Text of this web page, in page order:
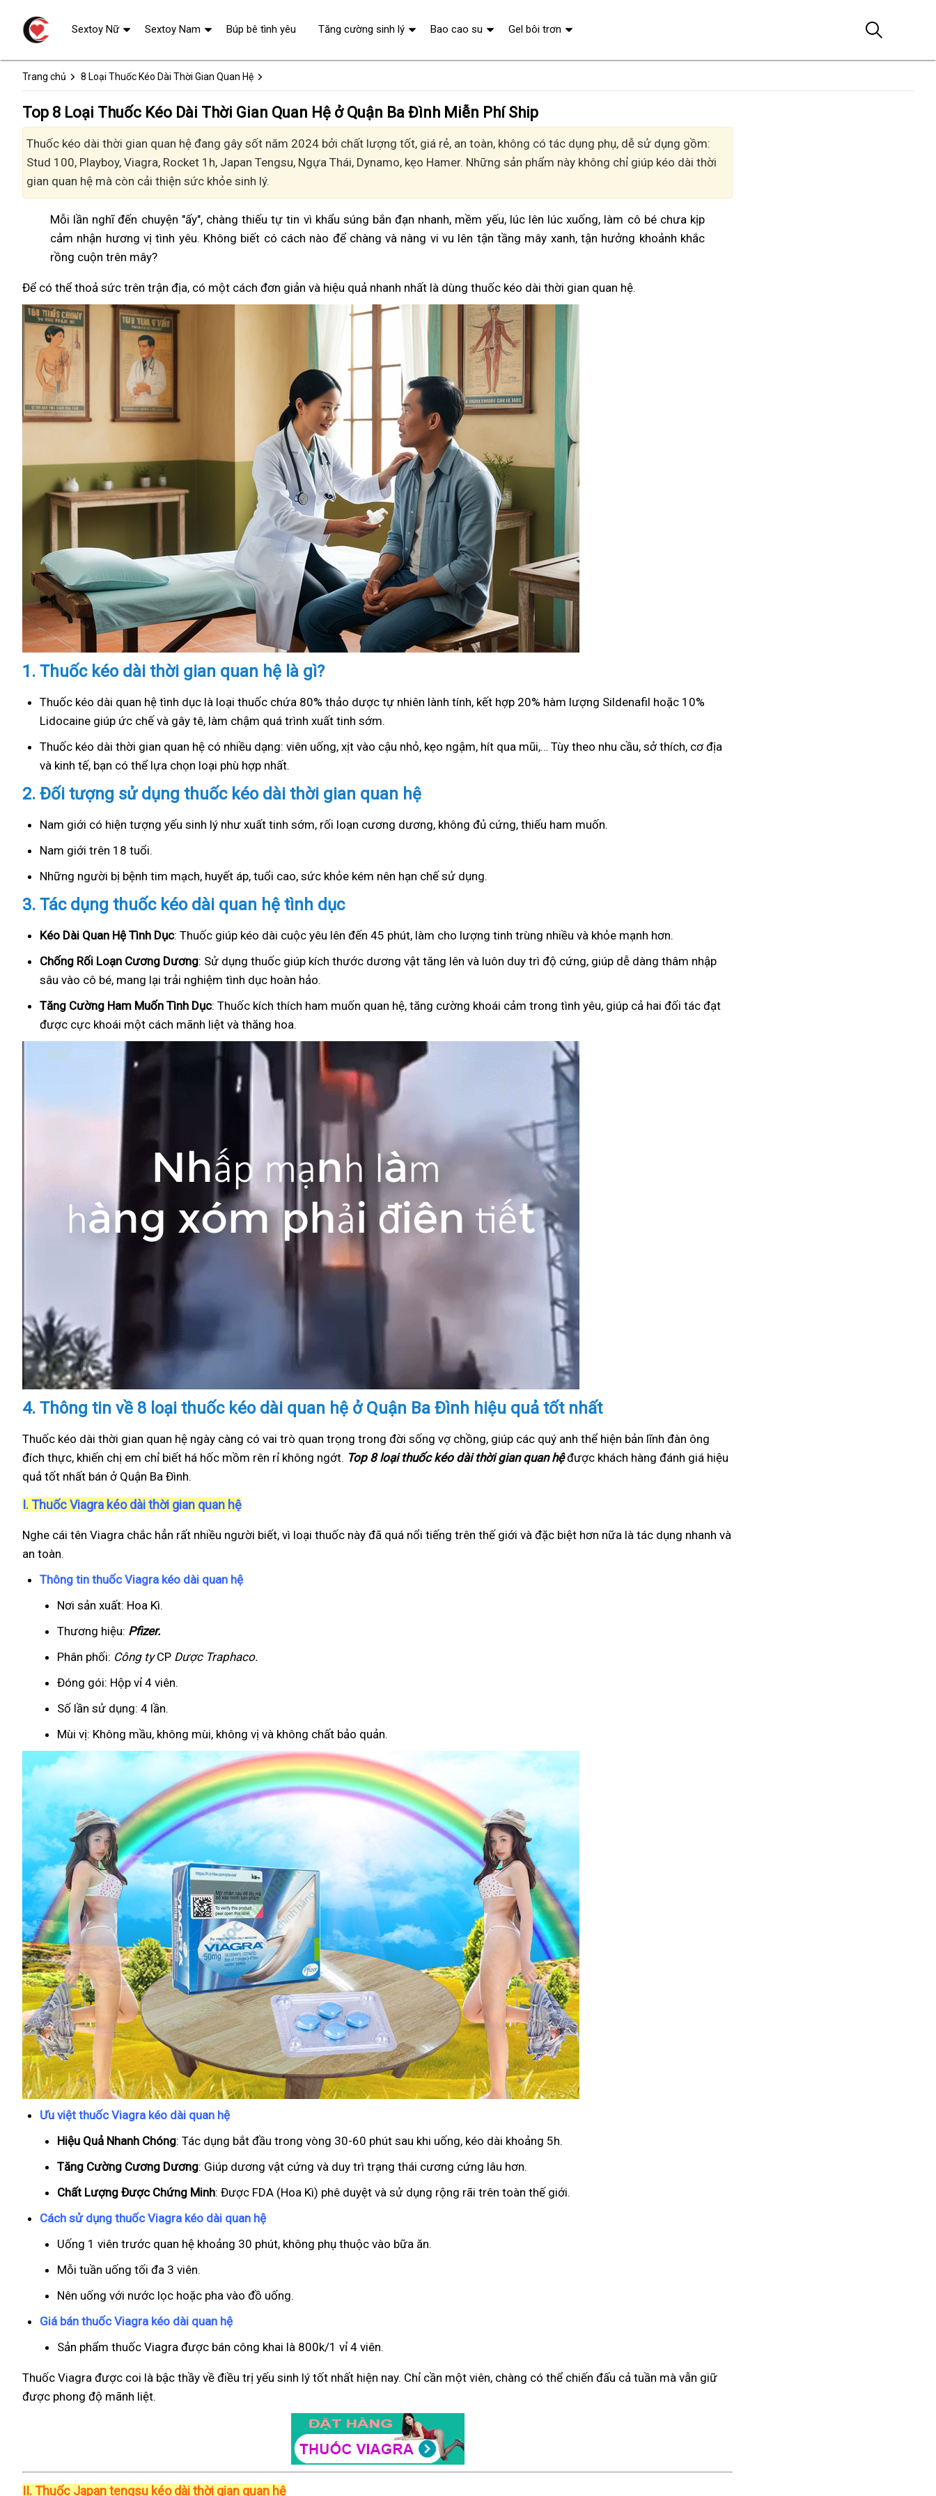
Trang chủ 8 Loại Thuốc Kéo Dài Thời Gian Quan Hệ
Top 8 Loại Thuốc Kéo Dài Thời Gian Quan Hệ ở Quận Ba Đình Miễn Phí Ship
Thuốc kéo dài thời gian quan hệ đang gây sốt năm 2024 bởi chất lượng tốt, giá rẻ, an toàn, không có tác dụng phụ, dễ sử dụng gồm:
Stud 100, Playboy, Viagra, Rocket 1h, Japan Tengsu, Ngựa Thái, Dynamo, kẹo Hamer. Những sản phẩm này không chỉ giúp kéo dài thời
gian quan hệ mà còn cải thiện sức khỏe sinh lý.
Mỗi lần nghĩ đến chuyện "ấy", chàng thiếu tự tin vì khẩu súng bắn đạn nhanh, mềm yếu, lúc lên lúc xuống, làm cô bé chưa kịp
cảm nhận hương vị tình yêu. Không biết có cách nào để chàng và nàng vi vu lên tận tầng mây xanh, tận hưởng khoảnh khắc
rồng cuộn trên mây?
Để có thể thoả sức trên trận địa, có một cách đơn giản và hiệu quả nhanh nhất là dùng thuốc kéo dài thời gian quan hệ.
1. Thuốc kéo dài thời gian quan hệ là gì?
Thuốc kéo dài quan hệ tình dục là loại thuốc chứa 80% thảo dược tự nhiên lành tính, kết hợp 20% hàm lượng Sildenafil hoặc 10%
Lidocaine giúp ức chế và gây tê, làm chậm quá trình xuất tinh sớm.
Thuốc kéo dài thời gian quan hệ có nhiều dạng: viên uống, xịt vào cậu nhỏ, kẹo ngậm, hít qua mũi,… Tùy theo nhu cầu, sở thích, cơ địa
và kinh tế, bạn có thể lựa chọn loại phù hợp nhất.
2. Đối tượng sử dụng thuốc kéo dài thời gian quan hệ
Nam giới có hiện tượng yếu sinh lý như xuất tinh sớm, rối loạn cương dương, không đủ cứng, thiếu ham muốn.
Nam giới trên 18 tuổi.
Những người bị bệnh tim mạch, huyết áp, tuổi cao, sức khỏe kém nên hạn chế sử dụng.
3. Tác dụng thuốc kéo dài quan hệ tình dục
Kéo Dài Quan Hệ Tình Dục: Thuốc giúp kéo dài cuộc yêu lên đến 45 phút, làm cho lượng tinh trùng nhiều và khỏe mạnh hơn.
Chống Rối Loạn Cương Dương: Sử dụng thuốc giúp kích thước dương vật tăng lên và luôn duy trì độ cứng, giúp dễ dàng thâm nhập
sâu vào cô bé, mang lại trải nghiệm tình dục hoàn hảo.
Tăng Cường Ham Muốn Tình Dục: Thuốc kích thích ham muốn quan hệ, tăng cường khoái cảm trong tình yêu, giúp cả hai đối tác đạt
được cực khoái một cách mãnh liệt và thăng hoa.
4. Thông tin về 8 loại thuốc kéo dài quan hệ ở Quận Ba Đình hiệu quả tốt nhất
Thuốc kéo dài thời gian quan hệ ngày càng có vai trò quan trọng trong đời sống vợ chồng, giúp các quý anh thể hiện bản lĩnh đàn ông
đích thực, khiến chị em chỉ biết há hốc mồm rên rỉ không ngớt. Top 8 loại thuốc kéo dài thời gian quan hệđược khách hàng đánh giá hiệu
quả tốt nhất bán ở Quận Ba Đình.
I. Thuốc Viagra kéo dài thời gian quan hệ
Nghe cái tên Viagra chắc hẳn rất nhiều người biết, vì loại thuốc này đã quá nổi tiếng trên thế giới và đặc biệt hơn nữa là tác dụng nhanh và
an toàn.
Thông tin thuốc Viagra kéo dài quan hệ
Nơi sản xuất: Hoa Kì.
Thương hiệu: Pfizer.
Phân phối: Công tyCP Dược Traphaco.
Đóng gói: Hộp vỉ 4 viên.
Số lần sử dụng: 4 lần.
Mùi vị: Không mầu, không mùi, không vị và không chất bảo quản.
Ưu việt thuốc Viagra kéo dài quan hệ
Hiệu Quả Nhanh Chóng: Tác dụng bắt đầu trong vòng 30-60 phút sau khi uống, kéo dài khoảng 5h.
Tăng Cường Cương Dương: Giúp dương vật cứng và duy trì trạng thái cương cứng lâu hơn.
Chất Lượng Được Chứng Minh: Được FDA (Hoa Kì) phê duyệt và sử dụng rộng rãi trên toàn thế giới.
Cách sử dụng thuốc Viagra kéo dài quan hệ
Uống 1 viên trước quan hệ khoảng 30 phút, không phụ thuộc vào bữa ăn.
Mỗi tuần uống tối đa 3 viên.
Nên uống với nước lọc hoặc pha vào đồ uống.
Giá bán thuốc Viagra kéo dài quan hệ
Sản phẩm thuốc Viagra được bán công khai là 800k/1 vỉ 4 viên.
Thuốc Viagra được coi là bậc thầy về điều trị yếu sinh lý tốt nhất hiện nay. Chỉ cần một viên, chàng có thể chiến đấu cả tuần mà vẫn giữ
được phong độ mãnh liệt.
II. Thuốc Japan tengsu kéo dài thời gian quan hệ
Sextoy Nữ Sextoy Nam Búp bê tình yêu Tăng cường sinh lý Bao cao su Gel bôi trơn